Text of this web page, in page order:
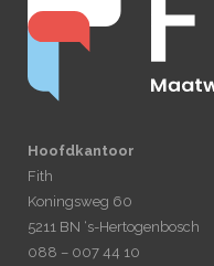
Hoofdkantoor
Fith
Koningsweg 60
5211 BN ‘s-Hertogenbosch
088 – 007 44 10